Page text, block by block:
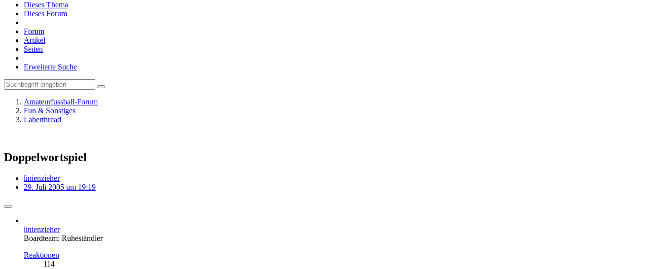
Dieses Thema
Dieses Forum
Forum
Artikel
Seiten
Erweiterte Suche
Amateurfussball-Forum
Fun & Sonstiges
Laberthread
Doppelwortspiel
linienzieher
29. Juli 2005 um 19:19
linienzieher
Boardteam: Ruheständler
Reaktionen
114